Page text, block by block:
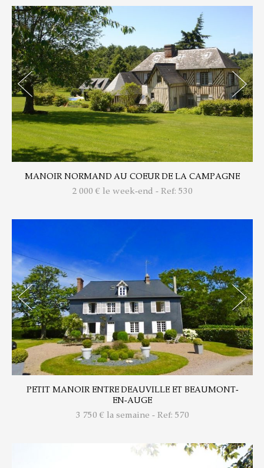
MANOIR NORMAND AU COEUR DE LA CAMPAGNE
2 000 € le week-end - Ref: 530
PETIT MANOIR ENTRE DEAUVILLE ET BEAUMONT-
EN-AUGE
3 750 € la semaine - Ref: 570